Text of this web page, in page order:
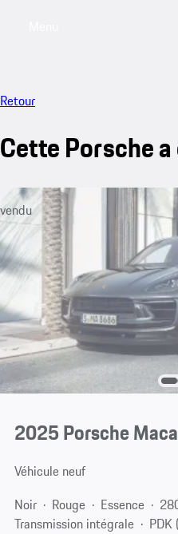
Retour
Cette Porsche
vendu
2025 Porsche
Véhicule neuf
Noir
Rouge Essence
Transmission intégrale